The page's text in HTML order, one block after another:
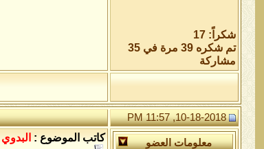
شكراً: 17
تم شكره 39 مرة في 35
مشاركة
10-18-2018, 11:57 PM
معلومات العضو كاتب الموضوع : البدوي